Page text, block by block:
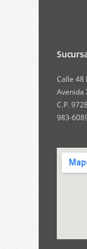
Calle 48
Avenida
C.P.
983-